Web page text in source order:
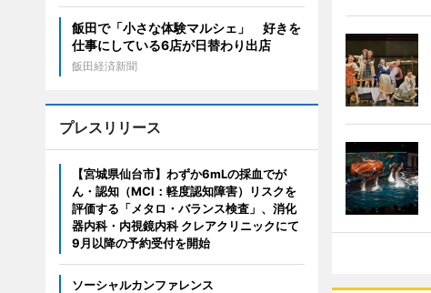
飯田で「小さな体験マルシェ」 好きを
仕事にしている6店が日替わり出店
飯田経済新聞
プレスリリース
【宮城県仙台市】わずか6mLの採血でが
ん・認知（MCI：軽度認知障害）リスクを
評価する「メタロ・バランス検査」、消化
器内科・内視鏡内科 クレアクリニックにて
9月以降の予約受付を開始
ソーシャルカンファレンス